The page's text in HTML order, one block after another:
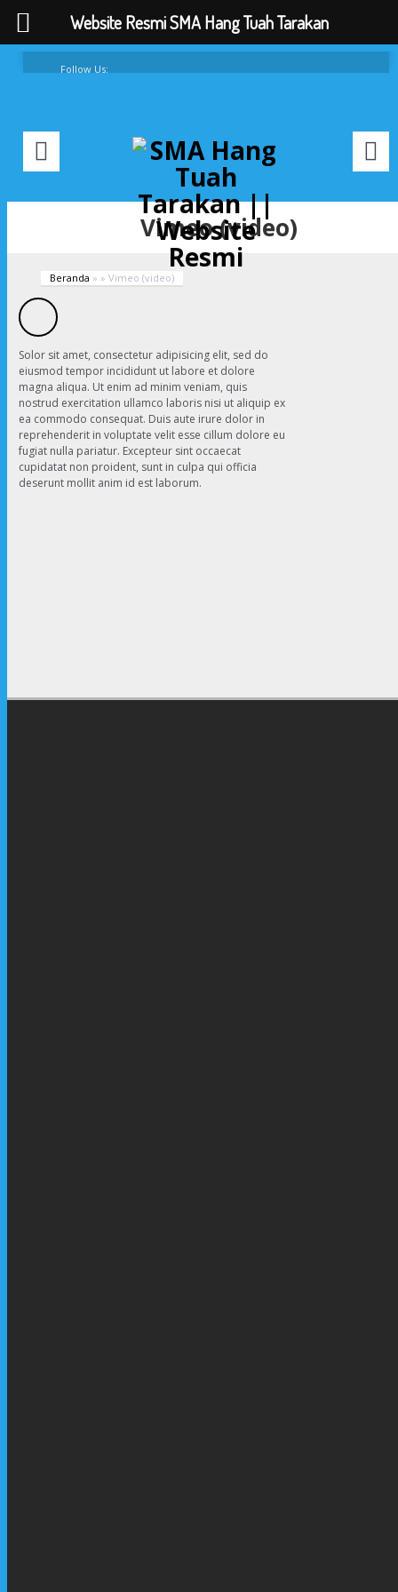
Follow Us:
Vimeo (video)
Beranda » »Vimeo (video)
Solor sit amet, consectetur adipisicing elit, sed do
eiusmod tempor incididunt ut labore et dolore
magna aliqua. Ut enim ad minim veniam, quis
nostrud exercitation ullamco laboris nisi ut aliquip ex
ea commodo consequat. Duis aute irure dolor in
reprehenderit in voluptate velit esse cillum dolore eu
fugiat nulla pariatur. Excepteur sint occaecat
cupidatat non proident, sunt in culpa qui officia
deserunt mollit anim id est laborum.
Website Resmi SMA Hang Tuah Tarakan